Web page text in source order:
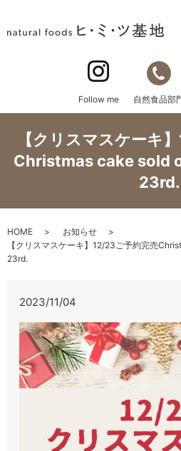
Follow me 自然食品部
【クリスマスケーキ
Christmas cake sold
23rd.
HOME
お知らせ
【クリスマスケーキ】12/23ご予約完売
23rd.
2023/11/04